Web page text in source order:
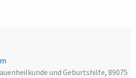
und Geburtshilfe, 89075